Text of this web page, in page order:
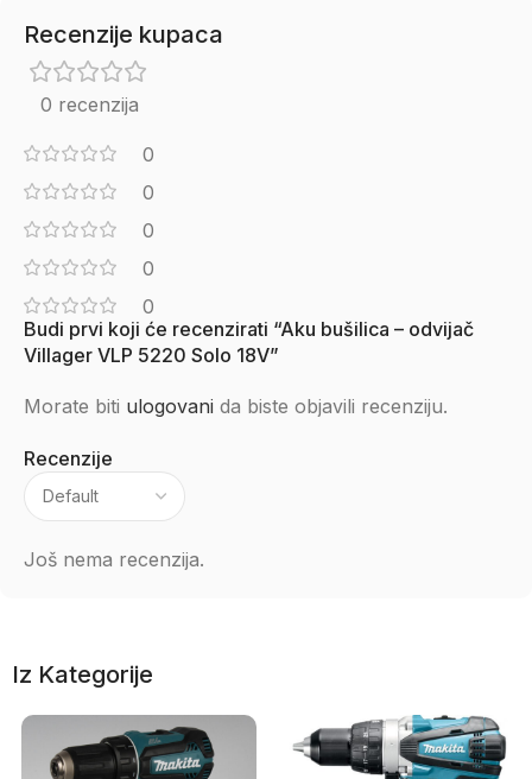
Recenzije kupaca
0 recenzija
0
0
0
0
0
Recenzije
Još nema recenzija.
Budi prvi koji će recenzirati “Aku bušilica – odvijač
Villager VLP 5220 Solo 18V”
Morate biti ulogovani da biste objavili recenziju.
Iz Kategorije